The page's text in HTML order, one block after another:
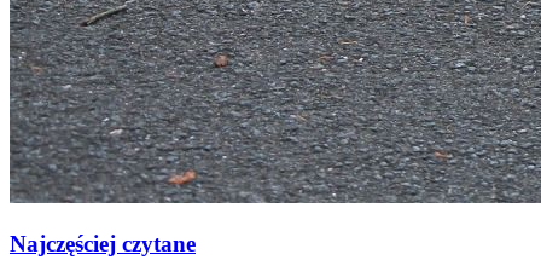
Najczęściej czytane